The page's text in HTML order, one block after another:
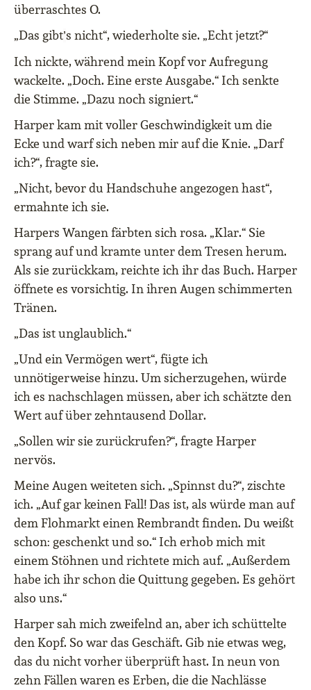
überraschtes O.
„Das gibt’s nicht“, wiederholte sie. „Echt jetzt?“
Ich nickte, während mein Kopf vor Aufregung
wackelte. „Doch. Eine erste Ausgabe.“ Ich senkte
die Stimme. „Dazu noch signiert.“
Harper kam mit voller Geschwindigkeit um die
Ecke und warf sich neben mir auf die Knie. „Darf
ich?“, fragte sie.
„Nicht, bevor du Handschuhe angezogen hast“,
ermahnte ich sie.
Harpers Wangen färbten sich rosa. „Klar.“ Sie
sprang auf und kramte unter dem Tresen herum.
Als sie zurückkam, reichte ich ihr das Buch. Harper
öffnete es vorsichtig. In ihren Augen schimmerten
Tränen.
„Das ist unglaublich.“
„Und ein Vermögen wert“, fügte ich
unnötigerweise hinzu. Um sicherzugehen, würde
ich es nachschlagen müssen, aber ich schätzte den
Wert auf über zehntausend Dollar.
„Sollen wir sie zurückrufen?“, fragte Harper
nervös.
Meine Augen weiteten sich. „Spinnst du?“, zischte
ich. „Auf gar keinen Fall! Das ist, als würde man auf
dem Flohmarkt einen Rembrandt finden. Du weißt
schon: geschenkt und so.“ Ich erhob mich mit
einem Stöhnen und richtete mich auf. „Außerdem
habe ich ihr schon die Quittung gegeben. Es gehört
also uns.“
Harper sah mich zweifelnd an, aber ich schüttelte
den Kopf. So war das Geschäft. Gib nie etwas weg,
das du nicht vorher überprüft hast. In neun von
zehn Fällen waren es Erben, die die Nachlässe